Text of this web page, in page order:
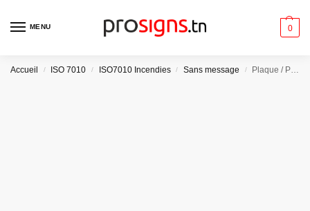
MENU 0
Accueil / ISO 7010 / ISO7010 Incendies / Sans message / Plaque / Panneau angulaire 3D. A090H – Flèche directionnelle 90° vers le haut